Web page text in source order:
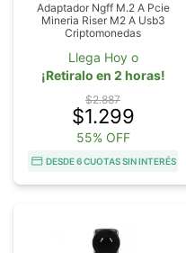
Adaptador Ngff M.2 A Pcie
Mineria Riser M2 A Usb3
Criptomonedas
Llega Hoy o
¡Retiralo en 2 horas!
$2.887
$1.299
55% OFF
DESDE 6 CUOTAS SIN INTERÉS